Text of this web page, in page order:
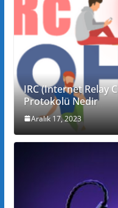
IRC (Internet Relay
Protokolü Nedir
Aralık 17, 2023